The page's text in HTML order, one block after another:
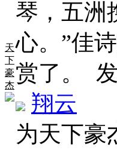
天
下
豪
杰
琴，五洲
心。”佳
赏了。
翔云
为天下豪